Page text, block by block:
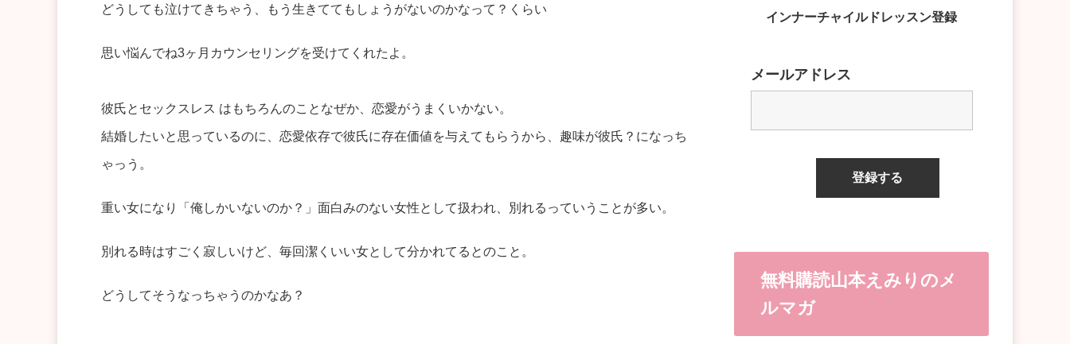
どうしても泣けてきちゃう、もう生きててもしょうがないのかなって？くらい
思い悩んでね3ヶ月カウンセリングを受けてくれたよ。
彼氏とセックスレス はもちろんのことなぜか、恋愛がうまくいかない。
結婚したいと思っているのに、恋愛依存で彼氏に存在価値を与えてもらうから、趣味が彼氏？になっち
ゃっう。
重い女になり「俺しかいないのか？」面白みのない女性として扱われ、別れるっていうことが多い。
別れる時はすごく寂しいけど、毎回潔くいい女として分かれてるとのこと。
どうしてそうなっちゃうのかなあ？
インナーチャイルドレッスン登録
メールアドレス
無料購読山本えみりのメ
ルマガ